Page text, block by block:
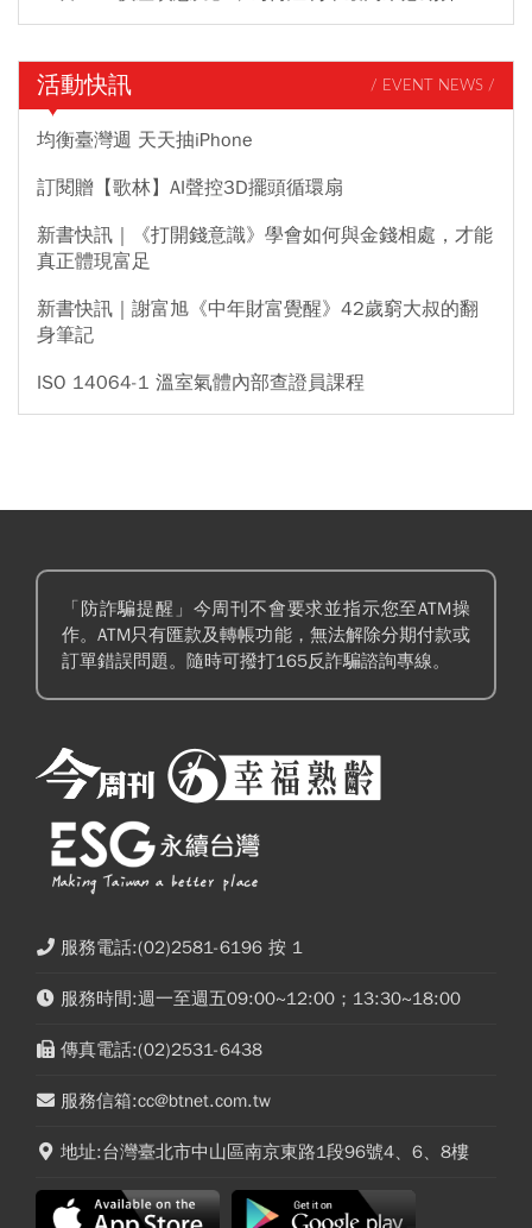
活動快訊 / EVENT NEWS /
均衡臺灣週 天天抽iPhone
訂閱贈【歌林】AI聲控3D擺頭循環扇
新書快訊｜《打開錢意識》學會如何與金錢相處，才能
真正體現富足
新書快訊｜謝富旭《中年財富覺醒》42歲窮大叔的翻
身筆記
ISO 14064-1 溫室氣體內部查證員課程
「防詐騙提醒」今周刊不會要求並指示您至ATM操
作。ATM只有匯款及轉帳功能，無法解除分期付款或
訂單錯誤問題。隨時可撥打165反詐騙諮詢專線。
服務電話:(02)2581-6196 按 1
服務時間:週一至週五09:00~12:00；13:30~18:00
傳真電話:(02)2531-6438
服務信箱:cc@btnet.com.tw
地址:台灣臺北市中山區南京東路1段96號4、6、8樓